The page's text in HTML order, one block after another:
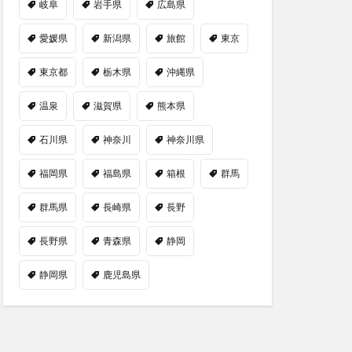
岐阜 岩手県 広島県
愛媛県 新潟県 旅館 東京
東京都 栃木県 沖縄県
温泉 滋賀県 熊本県
石川県 神奈川 神奈川県
福岡県 福島県 箱根 群馬
群馬県 長崎県 長野
長野県 青森県 静岡
静岡県 鹿児島県